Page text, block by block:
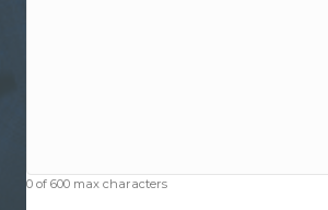
0 of 600 max characters